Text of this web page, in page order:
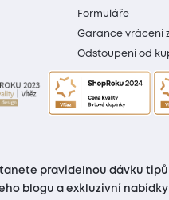
Formuláře
Garance vrácení
Odstoupení od
pravidelnou dávku tipů
blogu a exkluzivní nabídky